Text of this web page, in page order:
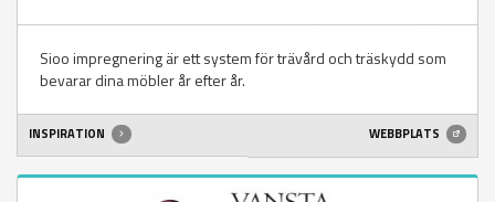
Sioo impregnering är ett system för trävård och träskydd som
bevarar dina möbler år efter år.
INSPIRATION WEBBPLATS